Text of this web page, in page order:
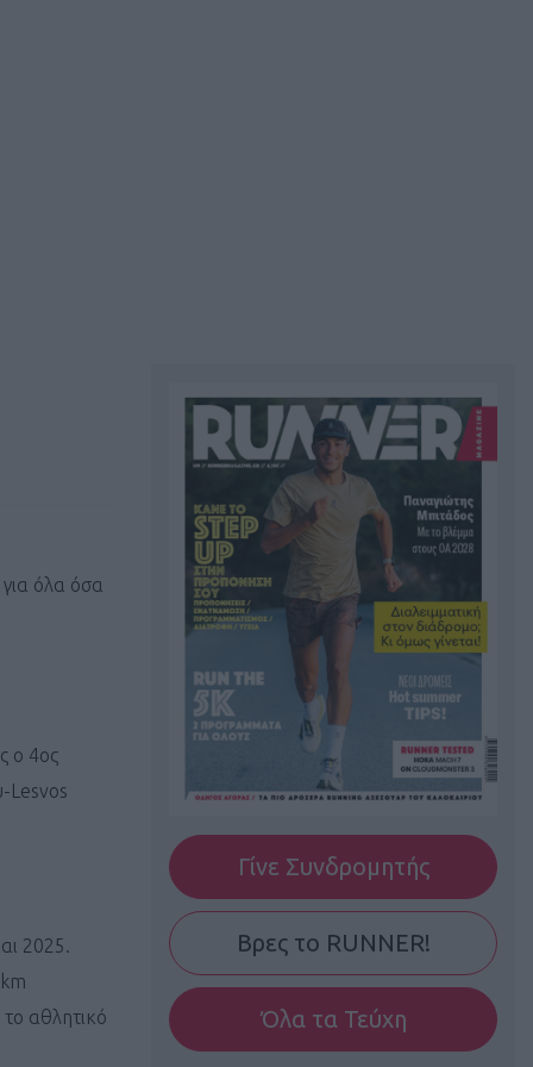
όλα όσα
ο 4ος
Lesvos
2025.
αθλητικό
Γίνε Συνδρομητής
Βρες το RUNNER!
Όλα τα Τεύχη